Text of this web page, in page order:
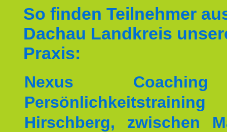
So finden Teilnehmer
Dachau Landkreis
Praxis:
Nexus
Hirschberg, zwischen